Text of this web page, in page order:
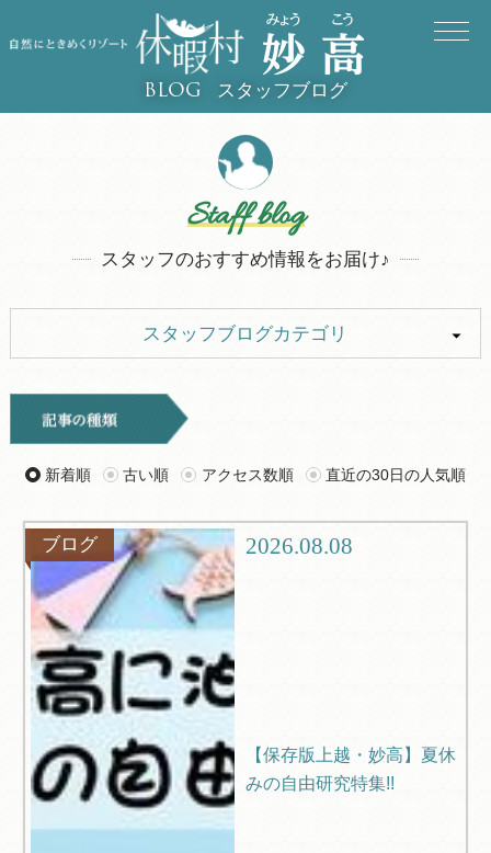
BLOG スタッフブログ
Staff blog
スタッフのおすすめ情報をお届け♪
スタッフブログカテゴリ
イベント
旅行記 ツアー
グルメ
ブログ
新着順 古い順 アクセス数順 直近の30日の人気順
ブログ 2026.08.08
【保存版上越・妙高】夏休
みの自由研究特集!!